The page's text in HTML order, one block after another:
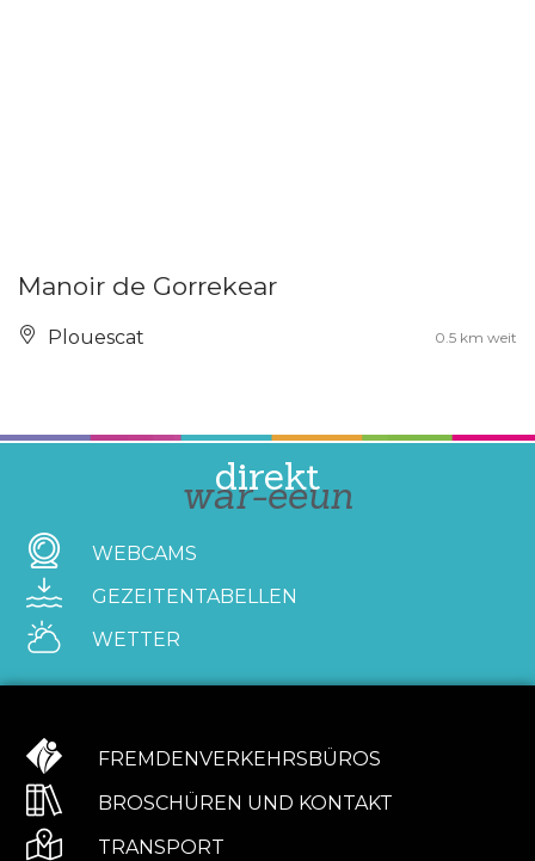
Manoir de Gorrekear
Plouescat 0.5 km weit
direkt
war-eeun
WEBCAMS
GEZEITENTABELLEN
WETTER
FREMDENVERKEHRSBÜROS
BROSCHÜREN UND KONTAKT
TRANSPORT